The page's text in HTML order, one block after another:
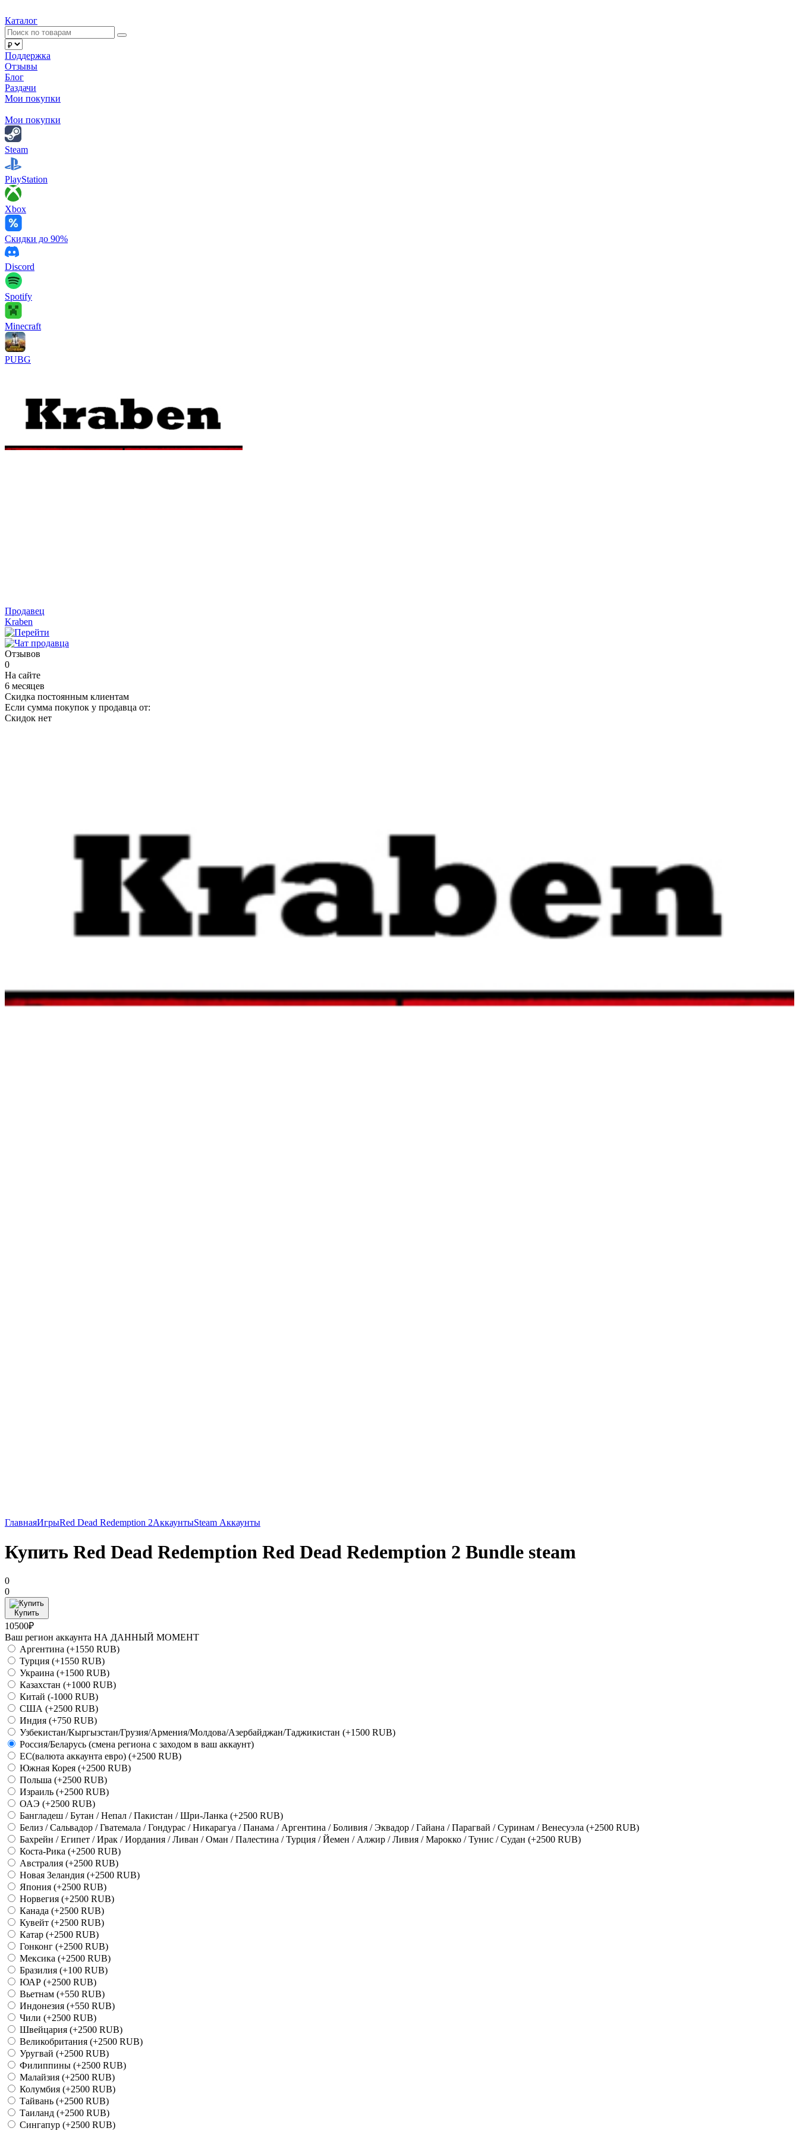
Каталог
Поддержка
Отзывы
Блог
Раздачи
Мои покупки
Мои покупки
Steam
PlayStation
Xbox
Скидки до 90%
Discord
Spotify
Minecraft
PUBG
Продавец
Kraben
Отзывов
0
На сайте
6 месяцев
Скидка постоянным клиентам
Если сумма покупок у продавца от:
Скидок нет
ГлавнаяИгрыRed Dead Redemption 2АккаунтыSteam Аккаунты
Купить Red Dead Redemption Red Dead Redemption 2 Bundle steam
0
0
Купить
10500₽
Ваш регион аккаунта НА ДАННЫЙ МОМЕНТ
Аргентина (+1550 RUB)
Турция (+1550 RUB)
Украина (+1500 RUB)
Казахстан (+1000 RUB)
Китай (-1000 RUB)
США (+2500 RUB)
Индия (+750 RUB)
Узбекистан/Кыргызстан/Грузия/Армения/Молдова/Азербайджан/Таджикистан (+1500 RUB)
Россия/Беларусь (cмена региона с заходом в ваш аккаунт)
ЕС(валюта аккаунта евро) (+2500 RUB)
Южная Корея (+2500 RUB)
Польша (+2500 RUB)
Израиль (+2500 RUB)
ОАЭ (+2500 RUB)
Бангладеш / Бутан / Непал / Пакистан / Шри-Ланка (+2500 RUB)
Белиз / Сальвадор / Гватемала / Гондурас / Никарагуа / Панама / Аргентина / Боливия / Эквадор / Гайана / Парагвай / Суринам / Венесуэла (+2500 RUB)
Бахрейн / Египет / Ирак / Иордания / Ливан / Оман / Палестина / Турция / Йемен / Алжир / Ливия / Марокко / Тунис / Судан (+2500 RUB)
Коста-Рика (+2500 RUB)
Австралия (+2500 RUB)
Новая Зеландия (+2500 RUB)
Япония (+2500 RUB)
Норвегия (+2500 RUB)
Канада (+2500 RUB)
Кувейт (+2500 RUB)
Катар (+2500 RUB)
Гонконг (+2500 RUB)
Мексика (+2500 RUB)
Бразилия (+100 RUB)
ЮАР (+2500 RUB)
Вьетнам (+550 RUB)
Индонезия (+550 RUB)
Чили (+2500 RUB)
Швейцария (+2500 RUB)
Великобритания (+2500 RUB)
Уругвай (+2500 RUB)
Филиппины (+2500 RUB)
Малайзия (+2500 RUB)
Колумбия (+2500 RUB)
Тайвань (+2500 RUB)
Таиланд (+2500 RUB)
Сингапур (+2500 RUB)